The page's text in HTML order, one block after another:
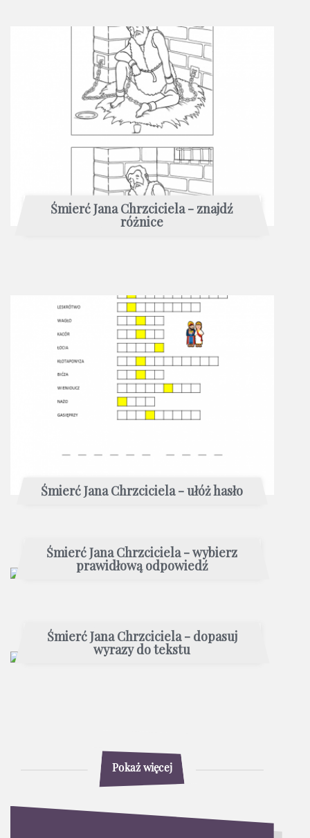
Śmierć Jana Chrzciciela - znajdź
różnice
Śmierć Jana Chrzciciela - ułóż hasło
Śmierć Jana Chrzciciela - wybierz
prawidłową odpowiedź
Śmierć Jana Chrzciciela - dopasuj
wyrazy do tekstu
Pokaż więcej